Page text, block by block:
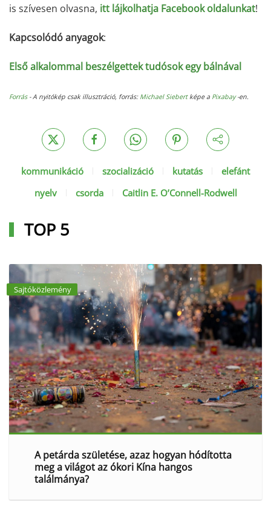
is szívesen olvasna, itt lájkolhatja Facebook oldalunkat!
Kapcsolódó anyagok:
Első alkalommal beszélgettek tudósok egy bálnával
Forrás- A nyitókép csak illusztráció, forrás: Michael Siebertképe a Pixabay-en.
kommunikáció szocializáció kutatás
elefánt
nyelv
csorda Caitlin E. O’Connell-Rodwell
TOP 5
Sajtóközlemény
A petárda születése, azaz hogyan hódította
meg a világot az ókori Kína hangos
találmánya?